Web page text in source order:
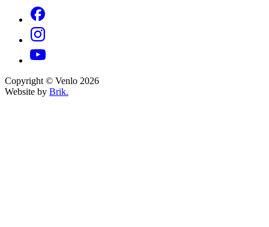
Copyright © Venlo 2026
Website by Brik.